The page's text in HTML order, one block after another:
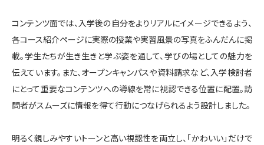
コンテンツ面では、入学後の自分をよりリアルにイメージできるよう、
各コース紹介ページに実際の授業や実習風景の写真をふんだんに掲
載。学生たちが生き生きと学ぶ姿を通して、学びの場としての魅力を
伝えています。また、オープンキャンパスや資料請求など、入学検討者
にとって重要なコンテンツへの導線を常に視認できる位置に配置。訪
問者がスムーズに情報を得て行動につなげられるよう設計しました。
明るく親しみやすいトーンと高い視認性を両立し、「かわいい」だけで